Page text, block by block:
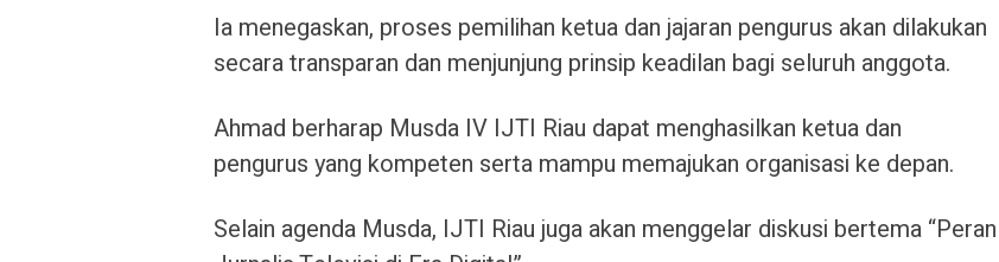
Ia menegaskan, proses pemilihan ketua dan jajaran pengurus akan dilakukan
secara transparan dan menjunjung prinsip keadilan bagi seluruh anggota.
Ahmad berharap Musda IV IJTI Riau dapat menghasilkan ketua dan
pengurus yang kompeten serta mampu memajukan organisasi ke depan.
Selain agenda Musda, IJTI Riau juga akan menggelar diskusi bertema “Peran